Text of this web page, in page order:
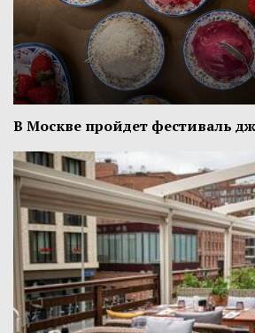
В Москве пройдет фестиваль